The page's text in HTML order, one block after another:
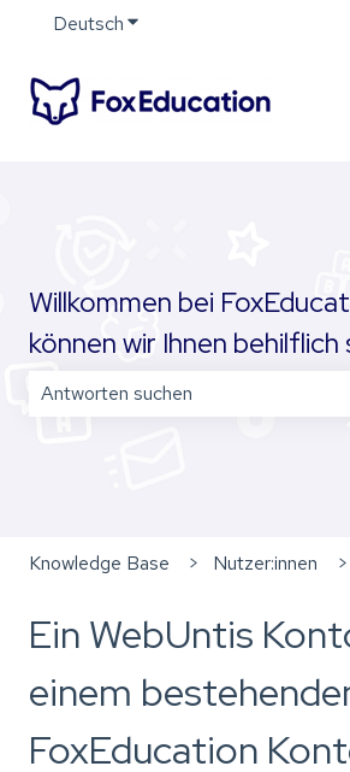
DeutschUntermenü für
Willkommen bei
können wir Ihnen behilflich
Knowledge Base Nutzer:innen
Ein WebUntis
einem
FoxEducation